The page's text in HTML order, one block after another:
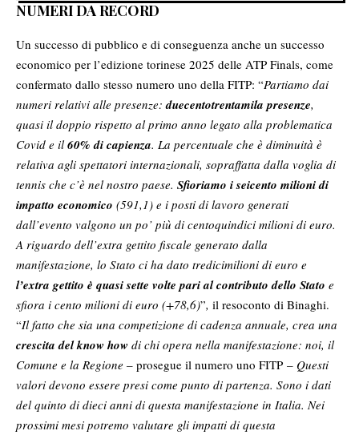
NUMERI DA RECORD
Un successo di pubblico e di conseguenza anche un successo
economico per l’edizione torinese 2025 delle ATP Finals, come
confermato dallo stesso numero uno della FITP: “Partiamo dai
numeri relativi alle presenze:duecentotrentamila presenze,
quasi il doppio rispetto al primo anno legato alla problematica
Covid e il 60% di capienza. La percentuale che è diminuità è
relativa agli spettatori internazionali, sopraffatta dalla voglia di
tennis che c’è nel nostro paese. Sfioriamo i seicento milioni di
impatto economico (591,1) e i posti di lavoro generati
dall’evento valgono un po’ più di centoquindici milioni di euro.
A riguardo dell’extra gettito fiscale generato dalla
manifestazione, lo Stato ci ha dato tredicimilioni di euro e
l’extra gettito è quasi sette volte pari al contributo dello Stato e
sfiora i cento milioni di euro (+78,6)”, il resoconto di Binaghi.
“Il fatto che sia una competizione di cadenza annuale, crea una
crescita del know how di chi opera nella manifestazione: noi, il
Comune e la Regione – prosegue il numero uno FITP – Questi
valori devono essere presi come punto di partenza. Sono i dati
del quinto di dieci anni di questa manifestazione in Italia. Nei
prossimi mesi potremo valutare gli impatti di questa